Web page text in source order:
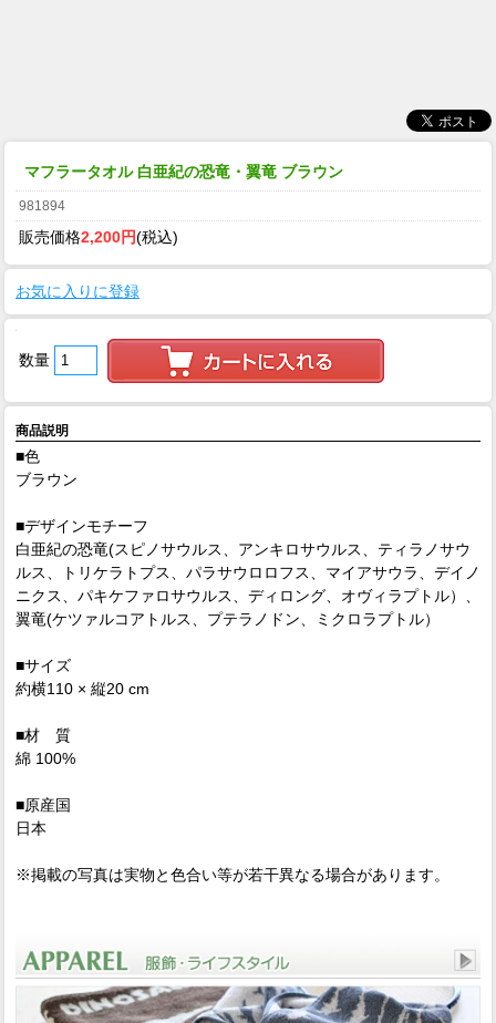
マフラータオル 白亜紀の恐竜・翼竜 ブラウン
981894
販売価格2,200円(税込)
お気に入りに登録
数量
商品説明
■色
ブラウン
■デザインモチーフ
白亜紀の恐竜(スピノサウルス、アンキロサウルス、ティラノサウ
ルス、トリケラトプス、パラサウロロフス、マイアサウラ、デイノ
ニクス、パキケファロサウルス、ディロング、オヴィラプトル）、
翼竜(ケツァルコアトルス、プテラノドン、ミクロラプトル）
■サイズ
約横110 × 縦20 cm
■材 質
綿 100%
■原産国
日本
※掲載の写真は実物と色合い等が若干異なる場合があります。